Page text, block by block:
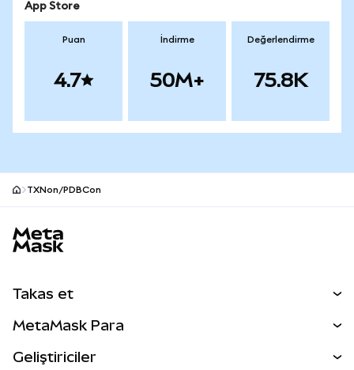
App Store
Puan
4.7
İndirme
50M+
Değerlendirme
75.8K
TXNon/PDBCon
Takas et
Perps
MetaMask Para
Geliştiriciler